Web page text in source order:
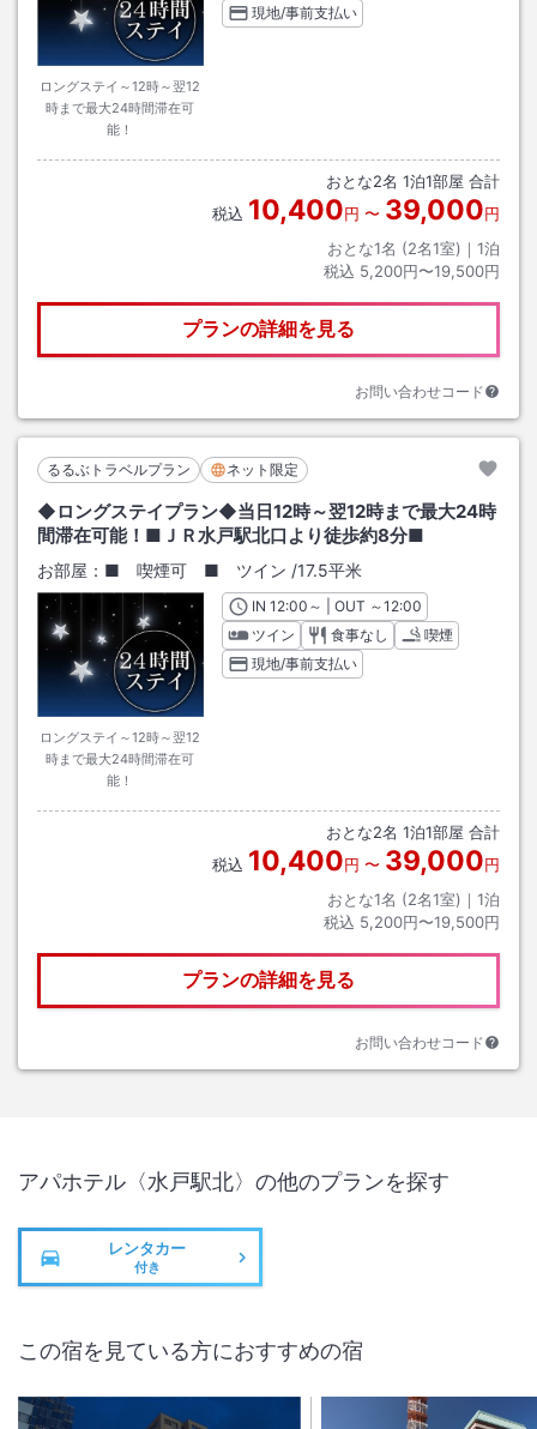
ロングステイ～12時～翌12
時まで最大24時間滞在可
能！
現地/事前支払い
おとな2名 1泊1部屋 合計
税込 10,400円 〜 39,000円
おとな1名 (2名1室)｜ 1泊
税込 5,200円〜19,500円
プランの詳細を見る
お問い合わせコード
るるぶトラベルプラン ネット限定
◆ロングステイプラン◆当日12時～翌12時まで最大24時
間滞在可能！■ＪＲ水戸駅北口より徒歩約8分■
お部屋： ■ 喫煙可 ■ ツイン /17.5平米
ロングステイ～12時～翌12
時まで最大24時間滞在可
能！
INチェックイン
12:00 ～ | OUT チェックアウト
～12:00
ツイン
食事なし
喫煙
現地/事前支払い
おとな2名 1泊1部屋 合計
税込 10,400円 〜 39,000円
おとな1名 (2名1室)｜ 1泊
税込 5,200円〜19,500円
プランの詳細を見る
お問い合わせコード
アパホテル〈水戸駅北〉 の他のプランを探す
レンタカー
付き
この宿を見ている方におすすめの宿